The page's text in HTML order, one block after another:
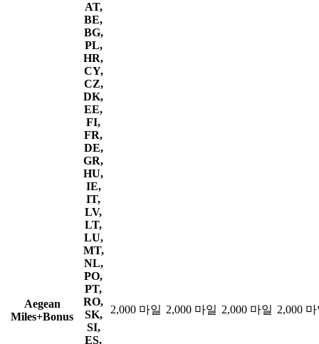
Aegean
Miles+Bonus
AT,
BE,
BG,
PL,
HR,
CY,
CZ,
DK,
EE,
FI,
FR,
DE,
GR,
HU,
IE,
IT,
LV,
LT,
LU,
MT,
NL,
PO,
PT,
RO,
SK,
SI,
ES,
2,000 마일 2,000 마일 2,000 마일 2,000